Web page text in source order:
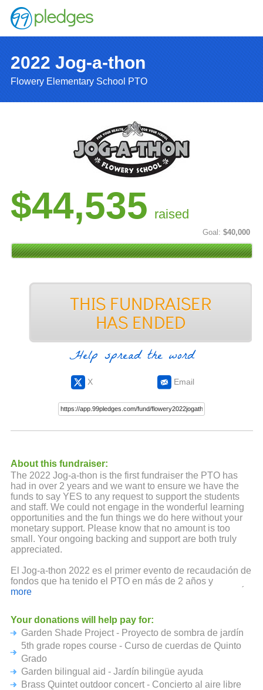
2022 Jog-a-thon
Flowery Elementary School PTO
$44,535 raised
Goal: $40,000
Help spread the word
X Email
About this fundraiser:
The 2022 Jog-a-thon is the first fundraiser the PTO has
had in over 2 years and we want to ensure we have the
funds to say YES to any request to support the students
and staff. We could not engage in the wonderful learning
opportunities and the fun things we do here without your
monetary support. Please know that no amount is too
small. Your ongoing backing and support are both truly
appreciated.
El Jog-a-thon 2022 es el primer evento de recaudación de
fondos que ha tenido el PTO en más de 2 años y
queremos asegurarnos de tener los fondos para decir SÍ a
oportunidades de aprendizaje y las cosas divertidas que
hacemos aquí sin su apoyo monetario. Tenga en cuenta
que ninguna cantidad es demasiado pequeña. Su
respaldo y apoyo continuos son realmente apreciados.
more
Your donations will help pay for:
Garden Shade Project - Proyecto de sombra de jardín
5th grade ropes course - Curso de cuerdas de Quinto
Grado
Garden bilingual aid - Jardín bilingüe ayuda
Brass Quintet outdoor concert - Concierto al aire libre